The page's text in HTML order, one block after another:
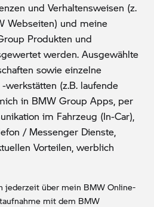
und Verhaltensweisen (z.
Webseiten) und meine
Produkten und
werden. Ausgewählte
sowie einzelne
werkstätten (z.B. laufende
in BMW Group Apps, per
im Fahrzeug (In-Car),
/ Messenger Dienste,
Vorteilen, werblich
Fußnote: Einwilligung zur
jederzeit über mein BMW Online-
mit dem BMW